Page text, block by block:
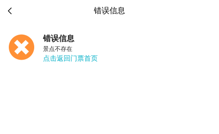
 错误信息
错误信息
景点不存在
点击返回门票首页